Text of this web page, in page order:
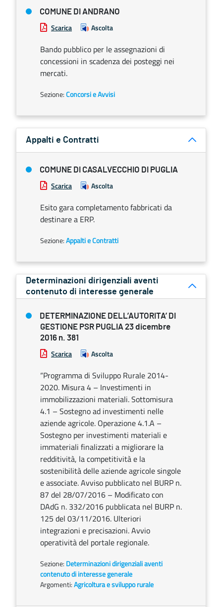
COMUNE DI ANDRANO
Scarica Ascolta
Bando pubblico per le assegnazioni di
concessioni in scadenza dei posteggi nei
mercati.
Sezione:Concorsi e Avvisi
Appalti e Contratti
COMUNE DI CASALVECCHIO DI PUGLIA
Scarica Ascolta
Esito gara completamento fabbricati da
destinare a ERP.
Sezione:Appalti e Contratti
Determinazioni dirigenziali aventi
contenuto di interesse generale
DETERMINAZIONE DELL’AUTORITA’ DI
GESTIONE PSR PUGLIA 23 dicembre
2016 n. 381
Scarica Ascolta
“Programma di Sviluppo Rurale 2014-
2020. Misura 4 – Investimenti in
immobilizzazioni materiali. Sottomisura
4.1 – Sostegno ad investimenti nelle
aziende agricole. Operazione 4.1.A –
Sostegno per investimenti materiali e
immateriali finalizzati a migliorare la
redditività, la competitività e la
sostenibilità delle aziende agricole singole
e associate. Avviso pubblicato nel BURP n.
87 del 28/07/2016 – Modificato con
DAdG n. 332/2016 pubblicata nel BURP n.
125 del 03/11/2016. Ulteriori
integrazioni e precisazioni. Avvio
operatività del portale regionale.
Sezione: Determinazioni dirigenziali aventi
contenuto di interesse generale
Argomenti:Agricoltura e sviluppo rurale